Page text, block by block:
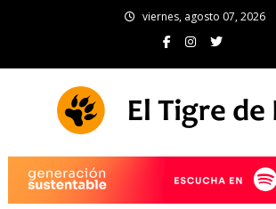
viernes, agosto 07, 2026